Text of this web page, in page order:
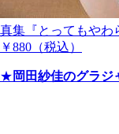
真集『とってもや
￥880（税込）
★ 岡田紗佳のグラ